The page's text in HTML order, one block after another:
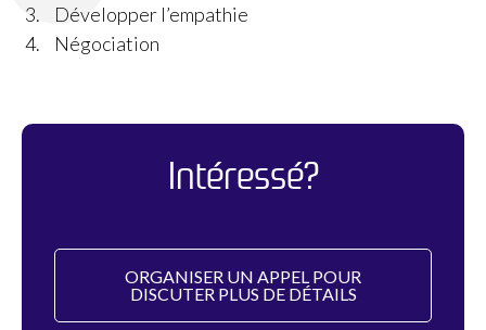
Développer l’empathie
Négociation
Intéressé?​
ORGANISER UN APPEL POUR
DISCUTER PLUS DE DÉTAILS